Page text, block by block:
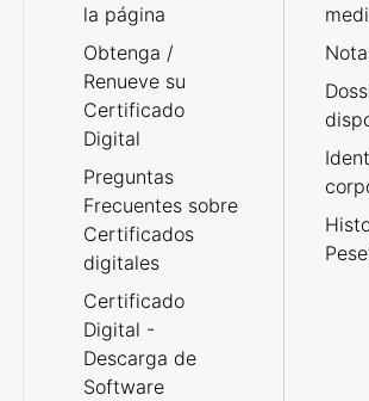
la página
Obtenga /
Renueve su
Certificado
Digital
Preguntas
Frecuentes sobre
Certificados
digitales
Certificado
Digital -
Descarga de
Software